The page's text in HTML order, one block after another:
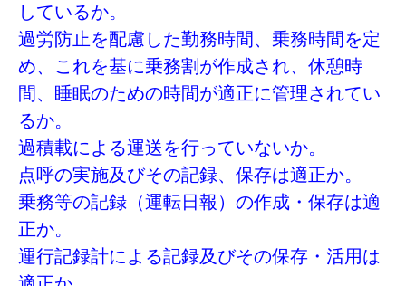
しているか。
過労防止を配慮した勤務時間、乗務時間を定
め、これを基に乗務割が作成され、休憩時
間、睡眠のための時間が適正に管理されてい
るか。
過積載による運送を行っていないか。
点呼の実施及びその記録、保存は適正か。
乗務等の記録（運転日報）の作成・保存は適
正か。
運行記録計による記録及びその保存・活用は